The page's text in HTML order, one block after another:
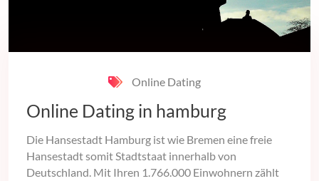
Online Dating
Online Dating in hamburg
Die Hansestadt Hamburg ist wie Bremen eine freie
Hansestadt somit Stadtstaat innerhalb von
Deutschland. Mit Ihren 1.766.000 Einwohnern zählt